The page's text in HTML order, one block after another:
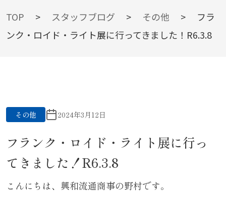
BLOG
TOP > スタッフブログ > その他 >
フラ
ンク・ロイド・ライト展に行ってきました！R6.3.8
その他 2024年3月12日
フランク・ロイド・ライト展に行っ
てきました！R6.3.8
こんにちは、興和流通商事の野村です。